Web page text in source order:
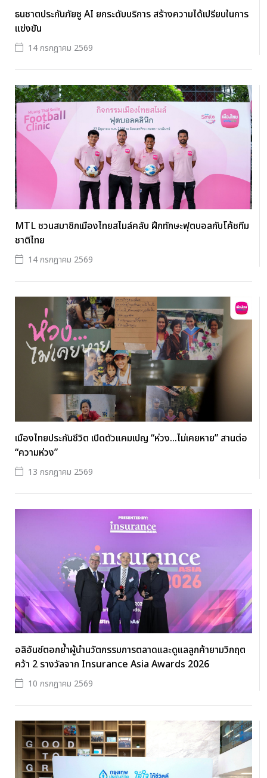
ธนชาตประกันภัยชู AI ยกระดับบริการ สร้างความได้เปรียบในการ
แข่งขัน
14 กรกฎาคม 2569
MTL ชวนสมาชิกเมืองไทยสไมล์คลับ ฝึกทักษะฟุตบอลกับโค้ชทีม
ชาติไทย
14 กรกฎาคม 2569
เมืองไทยประกันชีวิต เปิดตัวแคมเปญ “ห่วง...ไม่เคยหาย” สานต่อ
“ความห่วง”
13 กรกฎาคม 2569
อลิอันซ์ตอกย้ำผู้นำนวัตกรรมการตลาดและดูแลลูกค้ายามวิกฤต
คว้า 2 รางวัลจาก Insurance Asia Awards 2026
10 กรกฎาคม 2569